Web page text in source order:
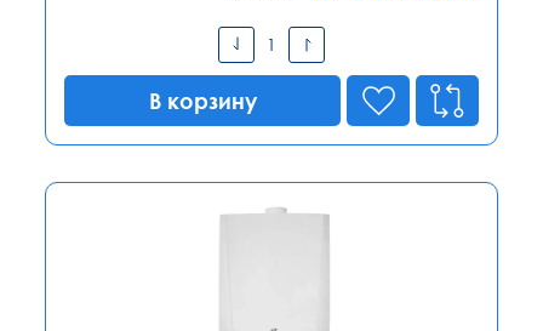
В корзину